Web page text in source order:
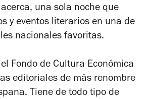
una sola noche que
y eventos literarios en una de
nacionales favoritas.
Fondo de Cultura Económica
editoriales de más renombre
Tiene de todo tipo de